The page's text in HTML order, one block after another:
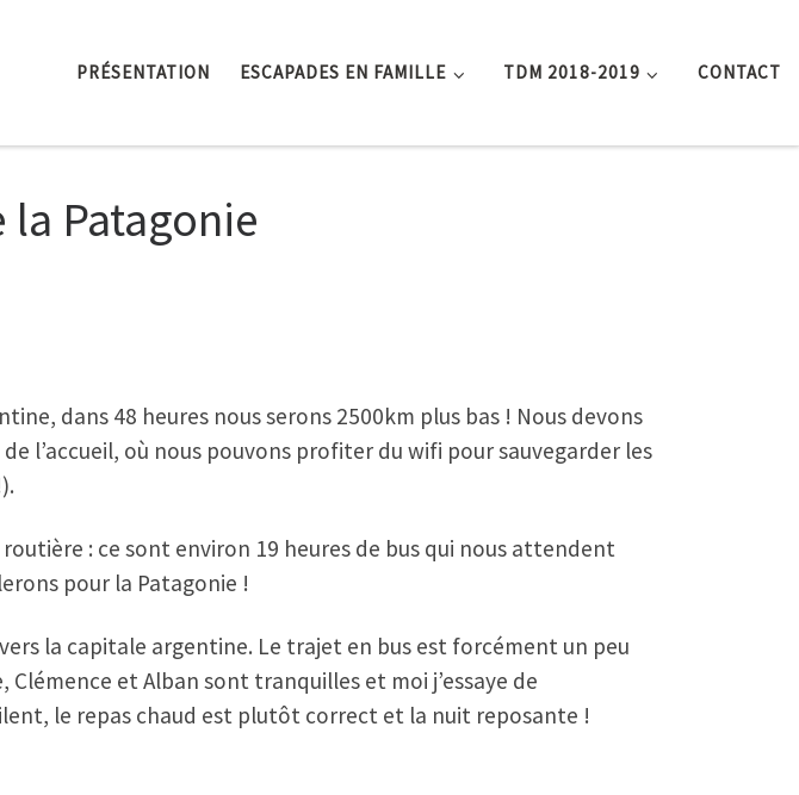
PRÉSENTATION ESCAPADES EN FAMILLE TDM 2018-2019 CONTACT
Patagonie
dans 48 heures nous serons 2500km plus bas ! Nous devons
l’accueil, où nous pouvons profiter du wifi pour sauvegarder les
routière : ce sont environ 19 heures de bus qui nous attendent
pour la Patagonie !
la capitale argentine. Le trajet en bus est forcément un peu
Clémence et Alban sont tranquilles et moi j’essaye de
le repas chaud est plutôt correct et la nuit reposante !